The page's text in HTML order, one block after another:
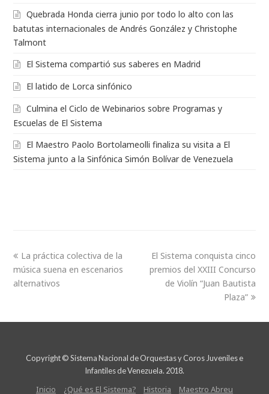
Quebrada Honda cierra junio por todo lo alto con las
batutas internacionales de Andrés González y Christophe
Talmont
El Sistema compartió sus saberes en Madrid
El latido de Lorca sinfónico
Culmina el Ciclo de Webinarios sobre Programas y
Escuelas de El Sistema
El Maestro Paolo Bortolameolli finaliza su visita a El
Sistema junto a la Sinfónica Simón Bolívar de Venezuela
La práctica colectiva de la
música suena en escenarios
alternativos
El Sistema conquista cinco
premios del XXIII Concurso
de Violín “Juan Bautista
Plaza”
Copyright © Sistema Nacional de Orquestas y Coros Juveniles e
Infantiles de Venezuela. 2018.
Inicio ¿Qué es El Sistema? Historia Maestro Abreu